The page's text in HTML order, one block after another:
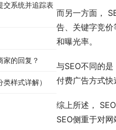
而另一方面，
告、关键字竞
和曝光率。
与SEO不同的
付费广告方式快
综上所述，
SEO侧重于对
交系统并追踪表
家的回复？
样式详解）